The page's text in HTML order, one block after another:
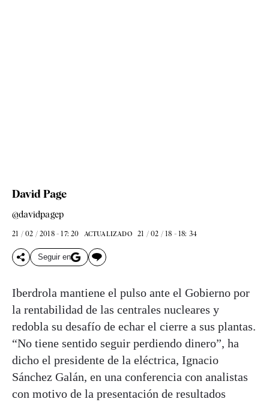
David Page
@davidpagep
21 / 02 / 2018 - 17: 20 ACTUALIZADO 21 / 02 / 18 - 18: 34
Seguir en
Iberdrola mantiene el pulso ante el Gobierno por
la rentabilidad de las centrales nucleares y
redobla su desafío de echar el cierre a sus plantas.
“No tiene sentido seguir perdiendo dinero”, ha
dicho el presidente de la eléctrica, Ignacio
Sánchez Galán, en una conferencia con analistas
con motivo de la presentación de resultados